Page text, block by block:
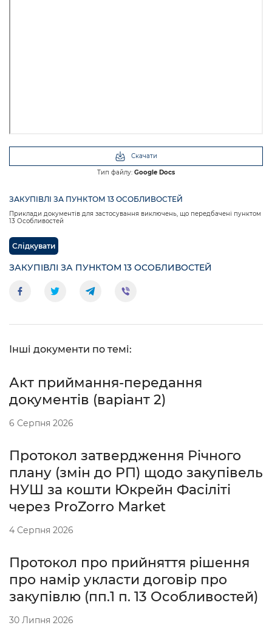
Скачати
Тип файлу: Google Docs
ЗАКУПІВЛІ ЗА ПУНКТОМ 13 ОСОБЛИВОСТЕЙ
Приклади документів для застосування виключень, що передбачені пунктом
13 Особливостей
Слідкувати
ЗАКУПІВЛІ ЗА ПУНКТОМ 13 ОСОБЛИВОСТЕЙ
Інші документи по темі:
Акт приймання-передання
документів (варіант 2)
6 Серпня 2026
Протокол затвердження Річного
плану (змін до РП) щодо закупівель
НУШ за кошти Юкрейн Фасіліті
через ProZorro Market
4 Серпня 2026
Протокол про прийняття рішення
про намір укласти договір про
закупівлю (пп.1 п. 13 Особливостей)
30 Липня 2026